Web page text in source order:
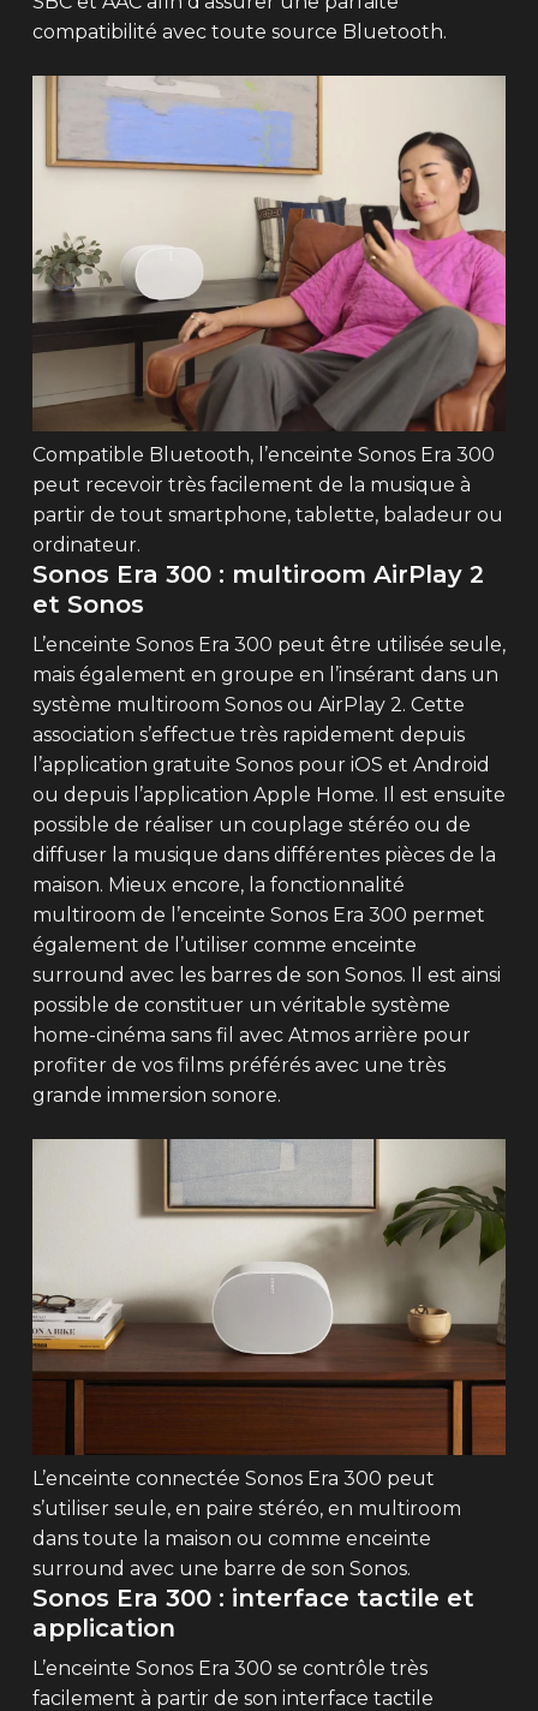
compatibilité avec toute source Bluetooth.
Compatible Bluetooth, l’enceinte Sonos Era 300
peut recevoir très facilement de la musique à
partir de tout smartphone, tablette, baladeur ou
ordinateur.
Sonos Era 300 : multiroom AirPlay 2
et Sonos
L’enceinte Sonos Era 300 peut être utilisée seule,
mais également en groupe en l’insérant dans un
système multiroom Sonos ou AirPlay 2. Cette
association s’effectue très rapidement depuis
l’application gratuite Sonos pour iOS et Android
ou depuis l’application Apple Home. Il est ensuite
possible de réaliser un couplage stéréo ou de
diffuser la musique dans différentes pièces de la
maison. Mieux encore, la fonctionnalité
multiroom de l’enceinte Sonos Era 300 permet
également de l’utiliser comme enceinte
surround avec les barres de son Sonos. Il est ainsi
possible de constituer un véritable système
home-cinéma sans fil avec Atmos arrière pour
profiter de vos films préférés avec une très
grande immersion sonore.
L’enceinte connectée Sonos Era 300 peut
s’utiliser seule, en paire stéréo, en multiroom
dans toute la maison ou comme enceinte
surround avec une barre de son Sonos.
Sonos Era 300 : interface tactile et
application
L’enceinte Sonos Era 300 se contrôle très
facilement à partir de son interface tactile